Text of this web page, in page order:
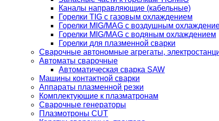
Каналы направляющие (кабельные)
Горелки TIG с газовым охлаждением
Горелки MIG/MAG с воздушным
Горелки MIG/MAG с водяным охлаждением
Горелки для плазменной сварки
Сварочные автономные агрегаты,
Автоматы сварочные
Автоматическая сварка SAW
Машины контактной сварки
Аппараты плазменной резки
Комплектующие к плазматронам
Сварочные генераторы
Плазмотроны CUT